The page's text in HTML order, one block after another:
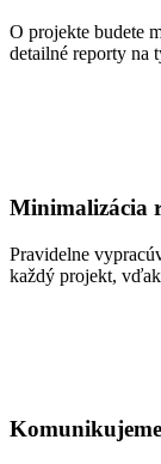
O projekte budete
detailné reporty na
Minimalizácia
Pravidelne
každý projekt,